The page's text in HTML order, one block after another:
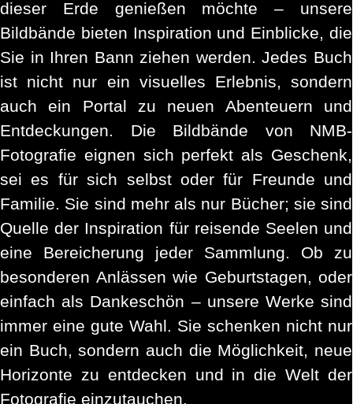
dieser Erde genießen möchte – unsere
Bildbände bieten Inspiration und Einblicke, die
Sie in Ihren Bann ziehen werden. Jedes Buch
ist nicht nur ein visuelles Erlebnis, sondern
auch ein Portal zu neuen Abenteuern und
Entdeckungen. Die Bildbände von NMB-
Fotografie eignen sich perfekt als Geschenk,
sei es für sich selbst oder für Freunde und
Familie. Sie sind mehr als nur Bücher; sie sind
Quelle der Inspiration für reisende Seelen und
eine Bereicherung jeder Sammlung. Ob zu
besonderen Anlässen wie Geburtstagen, oder
einfach als Dankeschön – unsere Werke sind
immer eine gute Wahl. Sie schenken nicht nur
ein Buch, sondern auch die Möglichkeit, neue
Horizonte zu entdecken und in die Welt der
Fotografie einzutauchen.